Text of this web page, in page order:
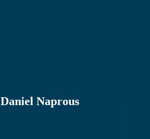
Daniel Naprous